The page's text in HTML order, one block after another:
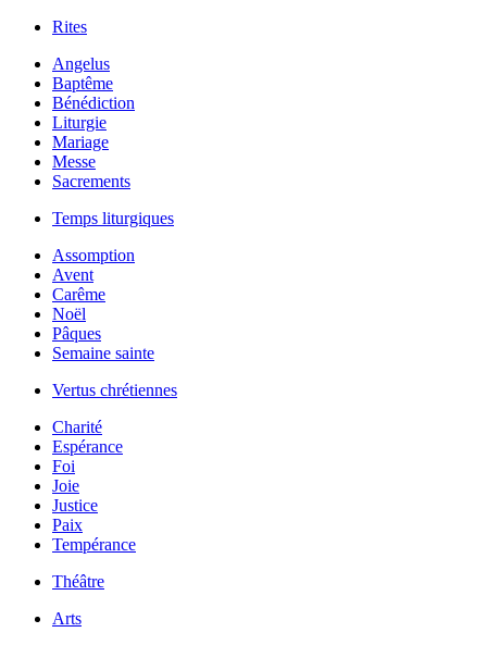
Rites
Angelus
Baptême
Bénédiction
Liturgie
Mariage
Messe
Sacrements
Temps liturgiques
Assomption
Avent
Carême
Noël
Pâques
Semaine sainte
Vertus chrétiennes
Charité
Espérance
Foi
Joie
Justice
Paix
Tempérance
Théâtre
Arts